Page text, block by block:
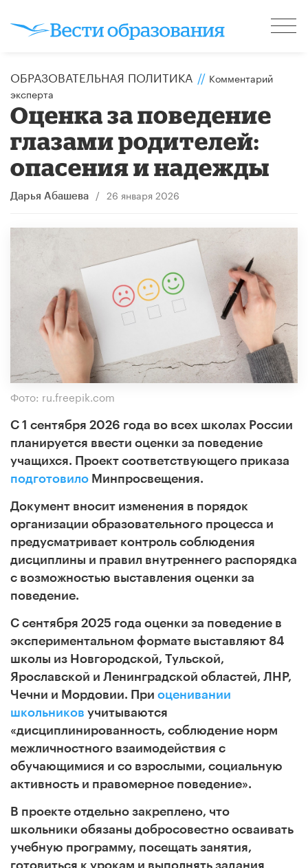
ОБРАЗОВАТЕЛЬНАЯ ПОЛИТИКА // Комментарий
эксперта
Оценка за поведение
глазами родителей:
опасения и надежды
Дарья Абашева / 26 января 2026
Фото: ru.freepik.com
С 1 сентября 2026 года во всех школах России
планируется ввести оценки за поведение
учащихся. Проект соответствующего приказа
подготовило Минпросвещения.
Документ вносит изменения в порядок
организации образовательного процесса и
предусматривает контроль соблюдения
дисциплины и правил внутреннего распорядка
с возможностью выставления оценки за
поведение.
С сентября 2025 года оценки за поведение в
экспериментальном формате выставляют 84
школы из Новгородской, Тульской,
Ярославской и Ленинградской областей, ЛНР,
Чечни и Мордовии. При оценивании
школьников учитываются
«дисциплинированность, соблюдение норм
межличностного взаимодействия с
обучающимися и со взрослыми, социальную
активность и правомерное поведение».
В проекте отдельно закреплено, что
школьники обязаны добросовестно осваивать
учебную программу, посещать занятия,
готовиться к урокам и выполнять задания